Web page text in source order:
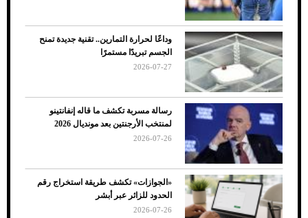
7 نصائح لاختيار لون البنطلون المناسب للقميص
الأسود
وداعًا لحرارة التمارين.. تقنية جديدة تمنح
الجسم تبريدًا مستمرًا
2026-07-27
رسالة مسربة تكشف ما قاله إنفانتينو
لمنتخب الأرجنتين بعد مونديال 2026
2026-07-26
«الجوازات» تكشف طريقة استخراج رقم
الحدود للزائر عبر أبشر
2026-07-26